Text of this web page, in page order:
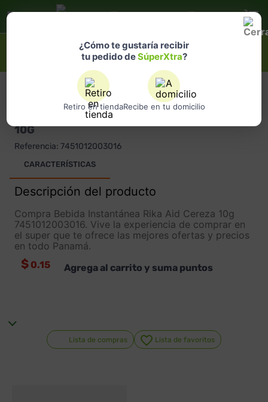
¿Cómo te gustaría recibir
tu pedido deSúperXtra?
Retiro en tiendaRecibe en tu domicilio
¿Qué estás buscando?
BEBIDA INSTANTÁNEA RIKA AID CEREZA
10G
Referencia: 7451012003016
CARACTERÍSTICAS
Descripción del producto
Compra Bebida Instantánea Rika Aid Cereza 10g
7451012003016. Vive la experiencia de comprar en
el super que te ofrece las mejores ofertas y precios
en todo Panamá.
$ 0.15 Agrega al carrito y suma puntos
Lista de compras Lista de favoritos